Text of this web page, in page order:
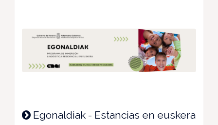
Egonaldiak - Estancias en euskera